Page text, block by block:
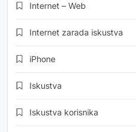
Internet – Web
Internet zarada iskustva
iPhone
Iskustva
Iskustva korisnika